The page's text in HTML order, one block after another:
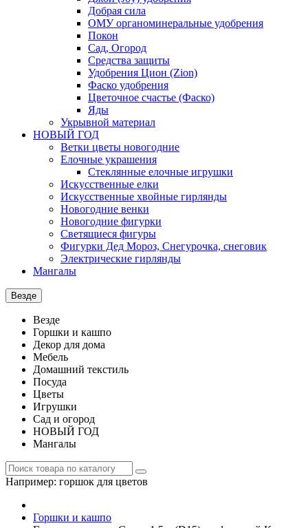
Добрая сила
ОМУ органоминеральные удобрения
Покон
Сад, Огород
Средства защиты
Удобрения Цион (Zion)
Фаско удобрения
Цветочное счастье (Фаско)
Яды
Укрывной материал
НОВЫЙ ГОД
Ветки цветы новогодние
Елочные украшения
Стеклянные елочные игрушки
Искусственные елки
Искусственные хвойные гирлянды
Новогодние венки
Новогодние фигурки
Светящиеся фигуры
Фигурки Дед Мороз, Снегурочка, снеговик
Электрические гирлянды
Мангалы
Везде
Везде
Горшки и кашпо
Декор для дома
Мебель
Домашний текстиль
Посуда
Цветы
Игрушки
Сад и огород
НОВЫЙ ГОД
Мангалы
Например: горшок для цветов
Горшки и кашпо